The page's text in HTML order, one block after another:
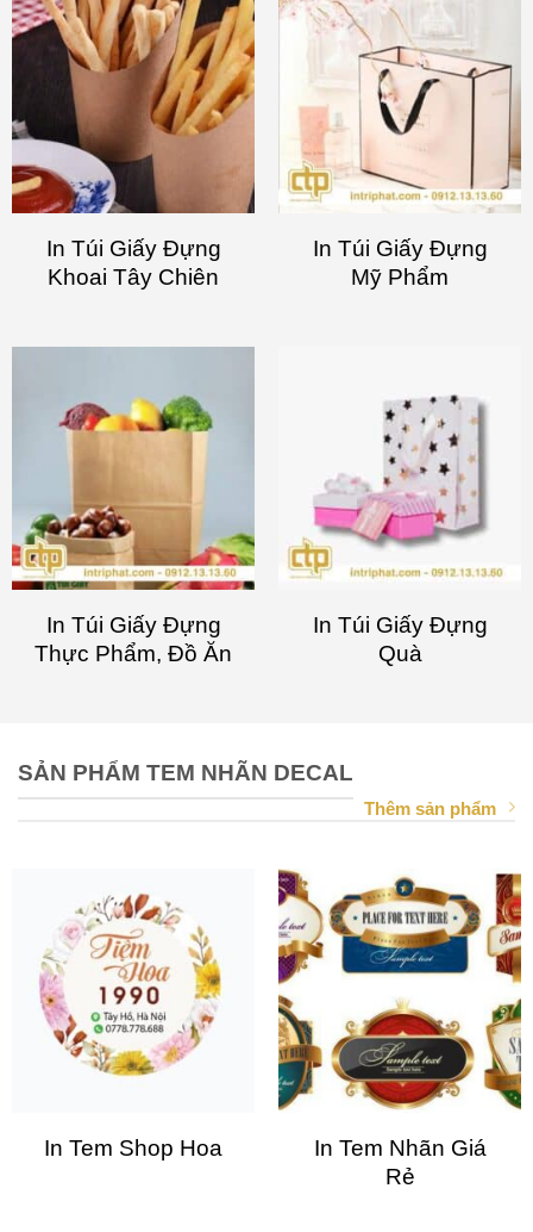
In Túi Giấy Đựng
Khoai Tây Chiên
In Túi Giấy Đựng
Mỹ Phẩm
In Túi Giấy Đựng
Thực Phẩm, Đồ Ăn
In Túi Giấy Đựng
Quà
SẢN PHẨM TEM NHÃN DECAL
Thêm sản phẩm
In Tem Shop Hoa
In Tem Nhãn Giá
Rẻ